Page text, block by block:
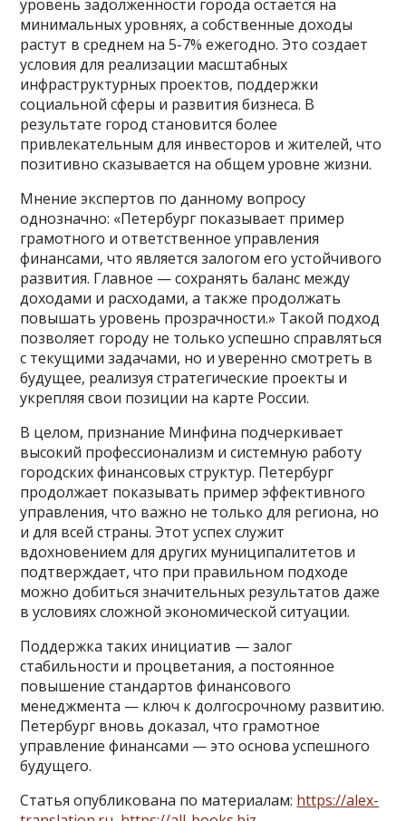
уровень задолженности города остается на
минимальных уровнях, а собственные доходы
растут в среднем на 5-7% ежегодно. Это создает
условия для реализации масштабных
инфраструктурных проектов, поддержки
социальной сферы и развития бизнеса. В
результате город становится более
привлекательным для инвесторов и жителей, что
позитивно сказывается на общем уровне жизни.
Мнение экспертов по данному вопросу
однозначно: «Петербург показывает пример
грамотного и ответственное управления
финансами, что является залогом его устойчивого
развития. Главное — сохранять баланс между
доходами и расходами, а также продолжать
повышать уровень прозрачности.» Такой подход
позволяет городу не только успешно справляться
с текущими задачами, но и уверенно смотреть в
будущее, реализуя стратегические проекты и
укрепляя свои позиции на карте России.
В целом, признание Минфина подчеркивает
высокий профессионализм и системную работу
городских финансовых структур. Петербург
продолжает показывать пример эффективного
управления, что важно не только для региона, но
и для всей страны. Этот успех служит
вдохновением для других муниципалитетов и
подтверждает, что при правильном подходе
можно добиться значительных результатов даже
в условиях сложной экономической ситуации.
Поддержка таких инициатив — залог
стабильности и процветания, а постоянное
повышение стандартов финансового
менеджмента — ключ к долгосрочному развитию.
Петербург вновь доказал, что грамотное
управление финансами — это основа успешного
будущего.
Статья опубликована по материалам: https://alex-